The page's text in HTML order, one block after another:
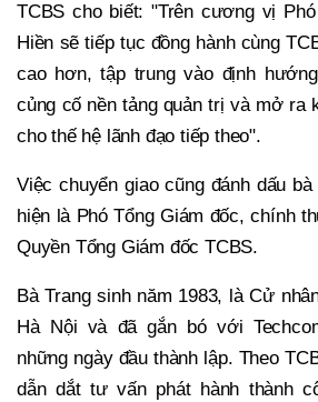
TCBS cho biết: "Trên cương vị
Hiền sẽ tiếp tục đồng hành cùng
cao hơn, tập trung vào định
củng cố nền tảng quản trị và mở ra
cho thế hệ lãnh đạo tiếp theo".
Việc chuyển giao cũng đánh dấu
hiện là Phó Tổng Giám đốc, chính
Quyền Tổng Giám đốc TCBS.
Bà Trang sinh năm 1983, là Cử
Hà Nội và đã gắn bó với
những ngày đầu thành lập. Theo
dẫn dắt tư vấn phát hành thành